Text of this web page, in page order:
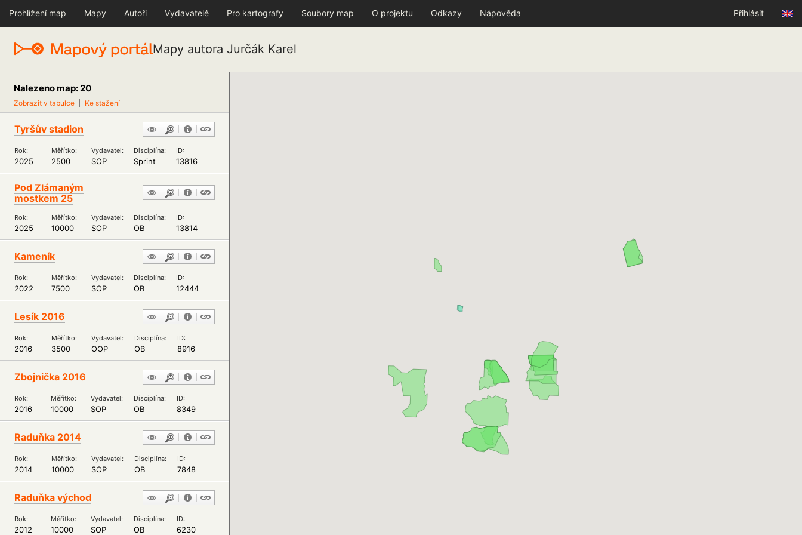
Prohlížení map Mapy Autoři Vydavatelé Pro kartografy Soubory map O projektu Odkazy Nápověda Přihlásit
Mapy autora Jurčák Karel
Nalezeno map: 20
Zobrazit v tabulce Ke stažení
Tyršův stadion
Rok: Měřítko: Vydavatel: Disciplína: ID:
2025 2500 SOP Sprint 13816
Pod Zlámaným
mostkem 25
Rok: Měřítko: Vydavatel: Disciplína: ID:
2025 10000 SOP OB 13814
Kameník
Rok: Měřítko: Vydavatel: Disciplína: ID:
2022 7500 SOP OB 12444
Lesík 2016
Rok: Měřítko: Vydavatel: Disciplína: ID:
2016 3500 OOP OB 8916
Zbojnička 2016
Rok: Měřítko: Vydavatel: Disciplína: ID:
2016 10000 SOP OB 8349
Raduňka 2014
Rok: Měřítko: Vydavatel: Disciplína: ID:
2014 10000 SOP OB 7848
Raduňka východ
Rok: Měřítko: Vydavatel: Disciplína: ID:
2012 10000 SOP OB 6230